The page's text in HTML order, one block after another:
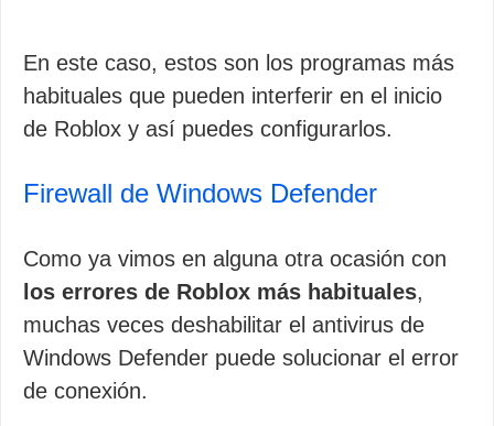
En este caso, estos son los programas más
habituales que pueden interferir en el inicio
de Roblox y así puedes configurarlos.
Firewall de Windows Defender
Como ya vimos en alguna otra ocasión con
los errores de Roblox más habituales,
muchas veces deshabilitar el antivirus de
Windows Defender puede solucionar el error
de conexión.